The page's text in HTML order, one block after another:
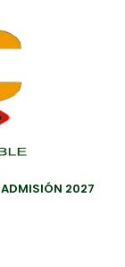
ADMISIÓN 2027